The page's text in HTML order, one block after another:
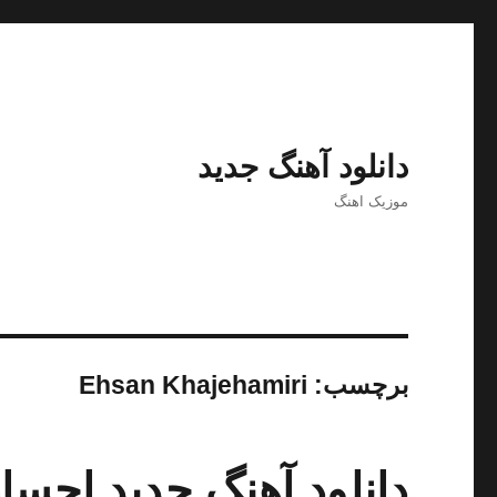
دانلود آهنگ جدید
موزیک اهنگ
برچسب: Ehsan Khajehamiri